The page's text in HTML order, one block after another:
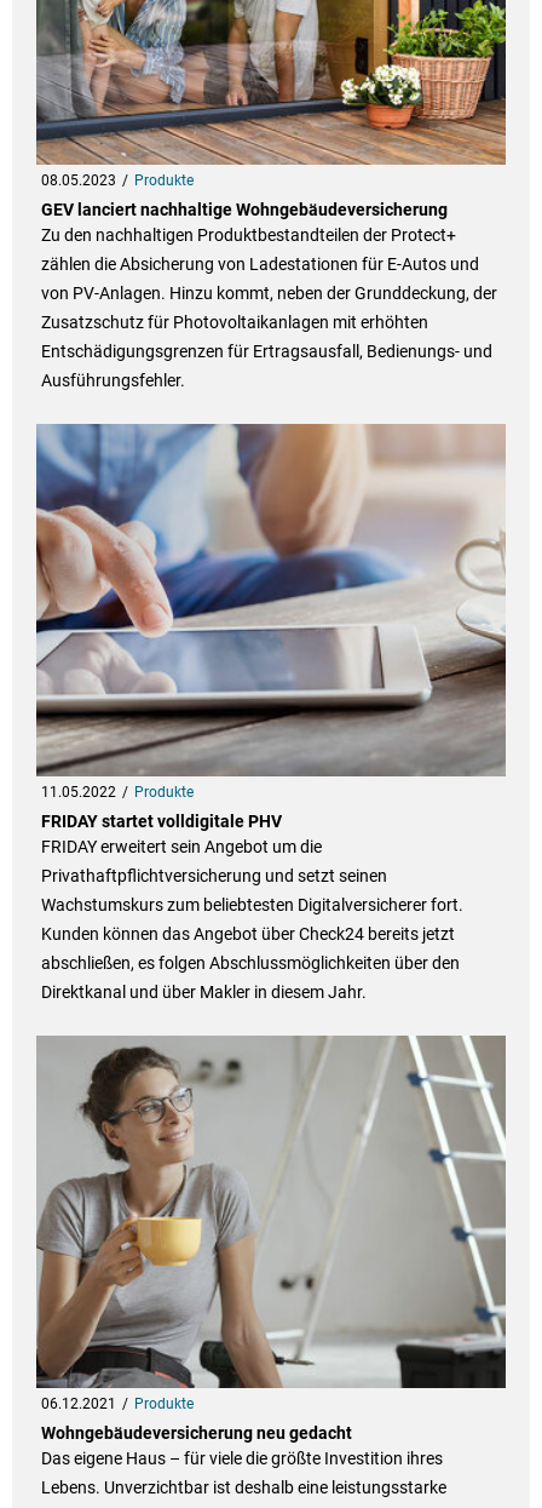
08.05.2023 Produkte
GEV lanciert nachhaltige Wohngebäudeversicherung
Zu den nachhaltigen Produktbestandteilen der Protect+
zählen die Absicherung von Ladestationen für E-Autos und
von PV-Anlagen. Hinzu kommt, neben der Grunddeckung, der
Zusatzschutz für Photovoltaikanlagen mit erhöhten
Entschädigungsgrenzen für Ertragsausfall, Bedienungs- und
Ausführungsfehler.
11.05.2022 Produkte
FRIDAY startet volldigitale PHV
FRIDAY erweitert sein Angebot um die
Privathaftpflichtversicherung und setzt seinen
Wachstumskurs zum beliebtesten Digitalversicherer fort.
Kunden können das Angebot über Check24 bereits jetzt
abschließen, es folgen Abschlussmöglichkeiten über den
Direktkanal und über Makler in diesem Jahr.
06.12.2021 Produkte
Wohngebäudeversicherung neu gedacht
Das eigene Haus – für viele die größte Investition ihres
Lebens. Unverzichtbar ist deshalb eine leistungsstarke